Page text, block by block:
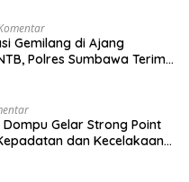
Gemilang di Ajang
Polres Sumbawa Terima
Gelar Strong Point
dan Kecelakaan